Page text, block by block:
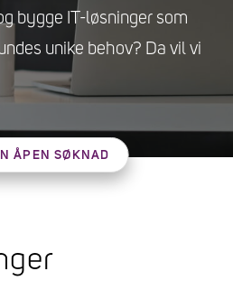
bygge IT-løsninger som
unike behov? Da vil vi
ÅPEN SØKNAD